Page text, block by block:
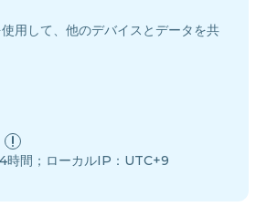
用して、他のデバイスとデータを共
時間；ローカルIP：UTC+9